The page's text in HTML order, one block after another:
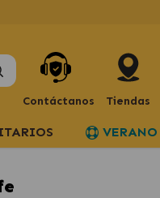
Contáctanos Tiendas
VERANO